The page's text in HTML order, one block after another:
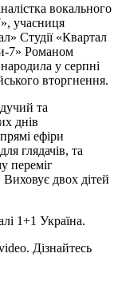
вокального
учасниця
Студії «Квартал
7» Романом
у серпні
вторгнення.
та
днів
ефіри
глядачів, та
переміг
двох дітей
1+1 Україна.
Дізнайтесь